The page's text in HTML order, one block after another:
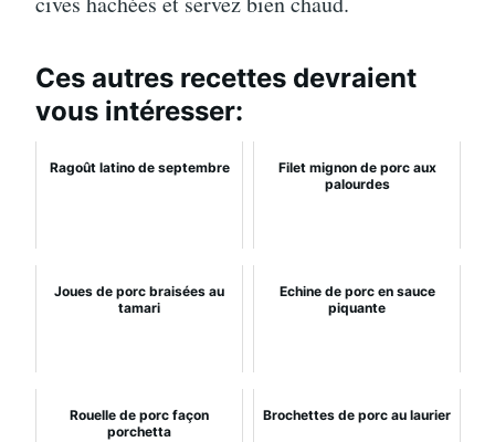
Ces autres recettes devraient
vous intéresser:
Ragoût latino de septembre
Filet mignon de porc aux
palourdes
Joues de porc braisées au
tamari
Echine de porc en sauce
piquante
Rouelle de porc façon
porchetta
Brochettes de porc au laurier